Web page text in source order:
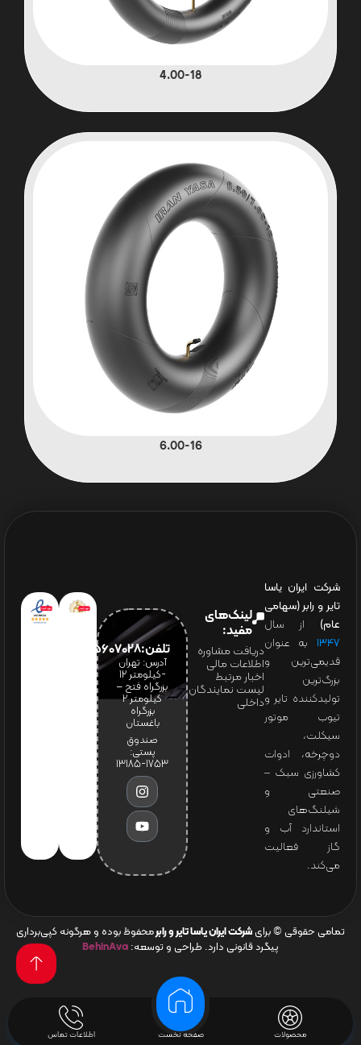
محصولات صفحه نخست اطلاعات تماس
4.00-18
6.00-16
شرکت ایران یاسا
تایر و رابر (سهامی
عام) از سال
۱۳۴۷ به عنوان
قدیمی‌ترین و
بزرگ‌ترین
تولیدکننده تایر و
تیوب موتور
سیکلت،
دوچرخه، ادوات
کشاورزی سبک –
صنعتی و
شیلنگ‌های
استاندارد آب و
گاز فعالیت
می‌کند.
لینک‌های
مفید:
دریافت مشاوره
اطلاعات مالی
اخبار مرتبط
لیست نمایندگان
داخلی
تلفن:65607028(021)
آدرس: تهران
-کیلومتر 12
بزرگراه فتح –
کیلومتر ۲
بزرگراه
باغستان
صندوق
پستی:
1753-13185
تمامی حقوقی © برای شرکت ایران یاسا تایر و رابرمحفوظ بوده و هرگونه کپی‌برداری
پیگرد قانونی دارد. طراحی و توسعه: BehinAva